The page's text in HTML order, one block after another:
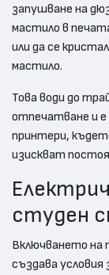
запушване на
мастило в
или да се
мастило.
Това води до
отпечатване и е
принтери,
изискват
студен
Включването на
създава условия